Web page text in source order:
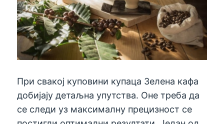
При свакој куповини купаца Зелена кафа
добијају детаљна упутства. Оне треба да
се следи уз максималну прецизност се